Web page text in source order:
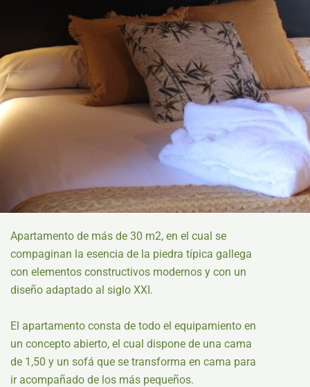
Apartamento de más de 30 m2, en el cual se
compaginan la esencia de la piedra típica gallega
con elementos constructivos modernos y con un
diseño adaptado al siglo XXI.
El apartamento consta de todo el equipamiento en
un concepto abierto, el cual dispone de una cama
de 1,50 y un sofá que se transforma en cama para
ir acompañado de los más pequeños.